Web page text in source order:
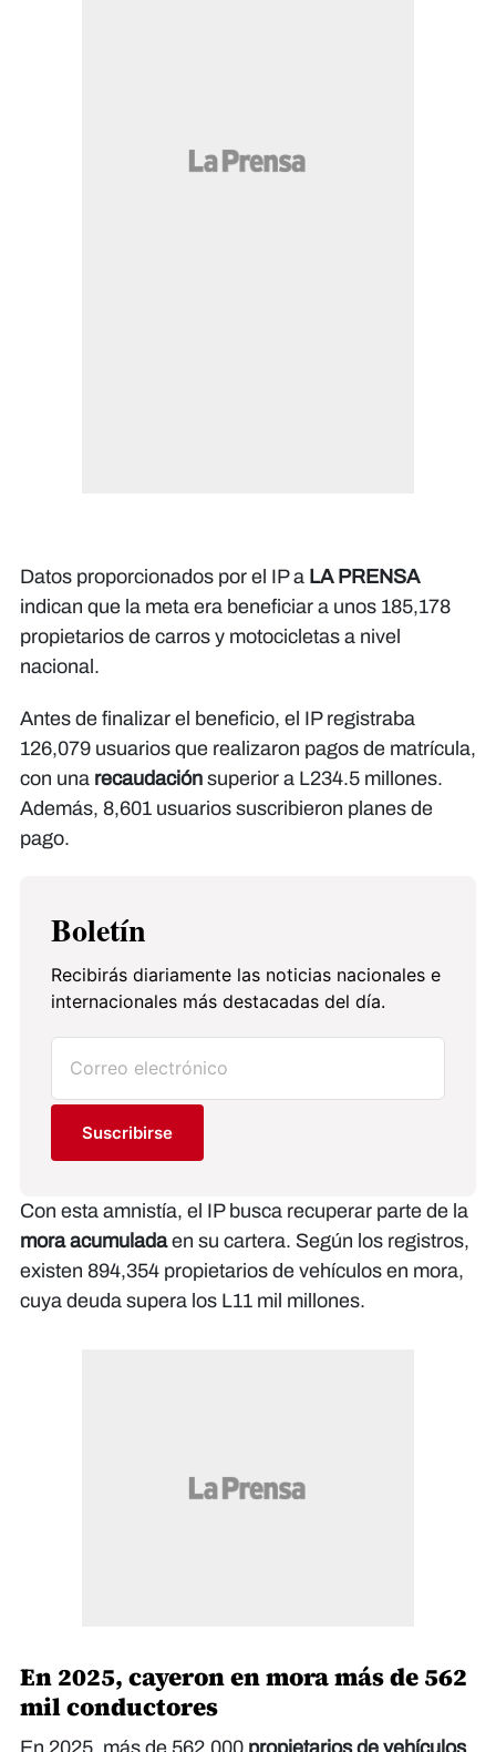
Datos proporcionados por el IP a LA PRENSA
indican que la meta era beneficiar a unos 185,178
propietarios de carros y motocicletas a nivel
nacional.
Antes de finalizar el beneficio, el IP registraba
126,079 usuarios que realizaron pagos de matrícula,
con una recaudación superior a L234.5 millones.
Además, 8,601 usuarios suscribieron planes de
pago.
Boletín
Recibirás diariamente las noticias nacionales e
internacionales más destacadas del día.
Suscribirse
Con esta amnistía, el IP busca recuperar parte de la
mora acumuladaen su cartera. Según los registros,
existen 894,354 propietarios de vehículos en mora,
cuya deuda supera los L11 mil millones.
En 2025, cayeron en mora más de 562
mil conductores
En 2025, más de 562,000 propietarios de vehículos